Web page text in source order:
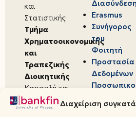
Διαχείριση
και
Στατιστικής
Τμήμα
Χρηματοοικονομικής
και
Τραπεζικής
Διοικητικής
Καραολή και
Δημητρίου 80,
18534,
Erasmus
Συνήγορος
του
Φοιτητή
Προστασία
Δεδομένων